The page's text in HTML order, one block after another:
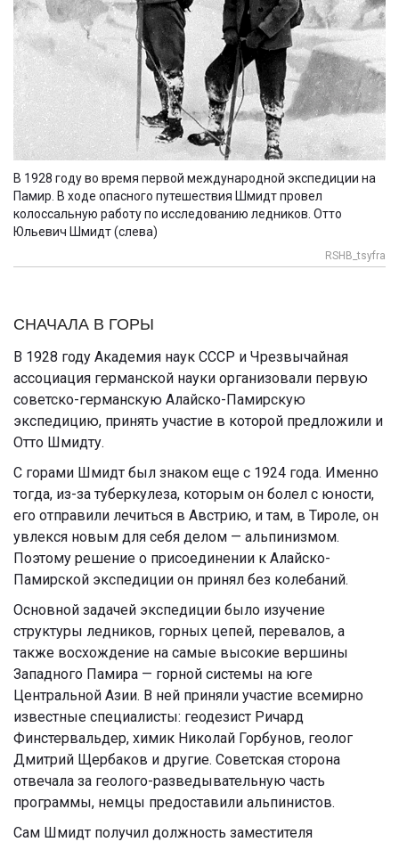
В 1928 году во время первой международной экспедиции на
Памир. В ходе опасного путешествия Шмидт провел
колоссальную работу по исследованию ледников. Отто
Юльевич Шмидт (слева)
RSHB_tsyfra
СНАЧАЛА В ГОРЫ
В 1928 году Академия наук СССР и Чрезвычайная
ассоциация германской науки организовали первую
советско-германскую Алайско-Памирскую
экспедицию, принять участие в которой предложили и
Отто Шмидту.
С горами Шмидт был знаком еще с 1924 года. Именно
тогда, из-за туберкулеза, которым он болел с юности,
его отправили лечиться в Австрию, и там, в Тироле, он
увлекся новым для себя делом — альпинизмом.
Поэтому решение о присоединении к Алайско-
Памирской экспедиции он принял без колебаний.
Основной задачей экспедиции было изучение
структуры ледников, горных цепей, перевалов, а
также восхождение на самые высокие вершины
Западного Памира — горной системы на юге
Центральной Азии. В ней приняли участие всемирно
известные специалисты: геодезист Ричард
Финстервальдер, химик Николай Горбунов, геолог
Дмитрий Щербаков и другие. Советская сторона
отвечала за геолого-разведывательную часть
программы, немцы предоставили альпинистов.
Сам Шмидт получил должность заместителя